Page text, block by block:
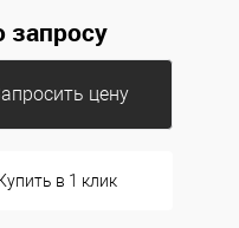
запросу
цену
Купить в 1 клик